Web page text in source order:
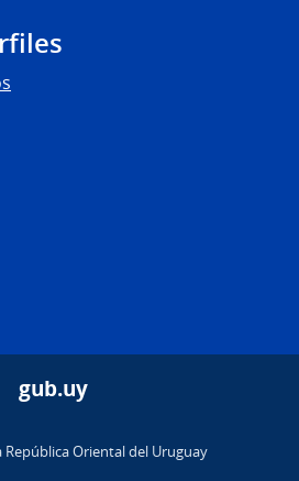
gub.uy
República Oriental del Uruguay